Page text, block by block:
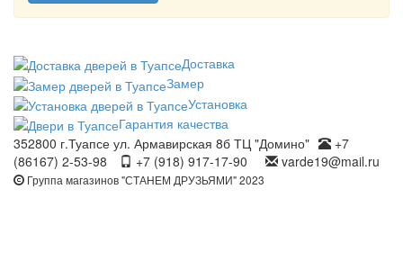
Доставка
Замер
Установка
Гарантия качества
352800 г.Туапсе ул. Армавирская 8б ТЦ "Домино"
+7
(86167) 2-53-98
+7 (918) 917-17-90 varde19@mail.ru
Группа магазинов "СТАНЕМ ДРУЗЬЯМИ" 2023